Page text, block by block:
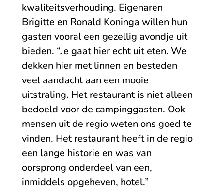
kwaliteitsverhouding. Eigenaren
Brigitte en Ronald Koninga willen hun
gasten vooral een gezellig avondje uit
bieden. “Je gaat hier echt uit eten. We
dekken hier met linnen en besteden
veel aandacht aan een mooie
uitstraling. Het restaurant is niet alleen
bedoeld voor de campinggasten. Ook
mensen uit de regio weten ons goed te
vinden. Het restaurant heeft in de regio
een lange historie en was van
oorsprong onderdeel van een,
inmiddels opgeheven, hotel.”